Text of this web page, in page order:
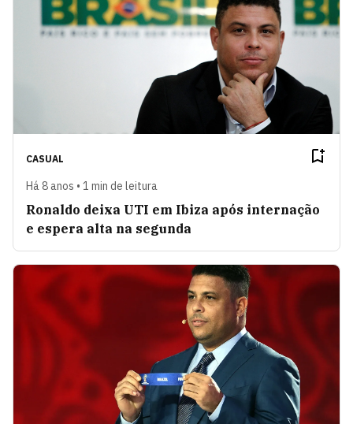
CASUAL
Há 8 anos • 1 min de leitura
Ronaldo deixa UTI em Ibiza após internação
e espera alta na segunda